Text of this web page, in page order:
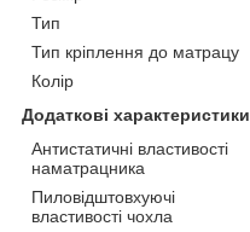
Тип
Тип кріплення до матрацу
Колір
Додаткові характеристики
Антистатичні властивості
наматрацника
Пиловідштовхуючі
властивості чохла